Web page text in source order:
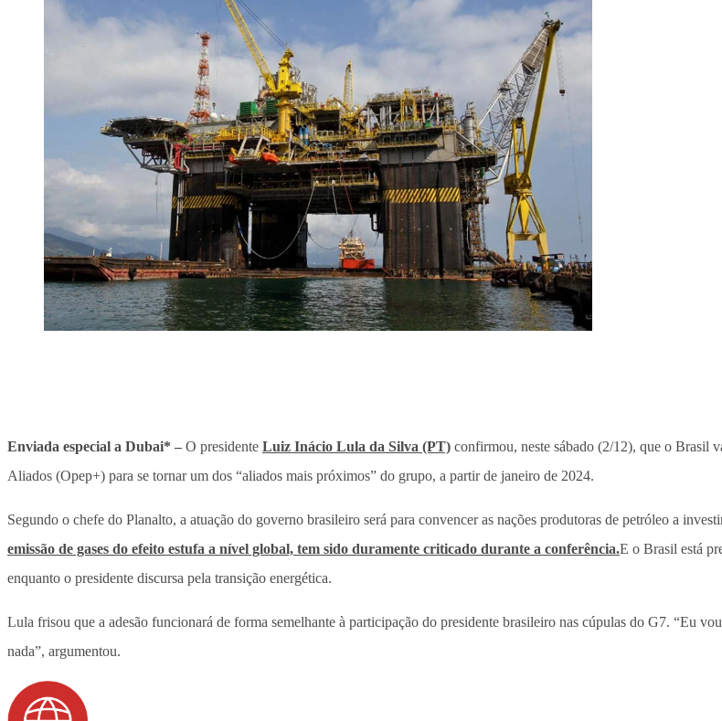
Enviada especial a Dubai* – O presidente Luiz Inácio Lula da Silva (PT) confirmou, neste sábado (2/12), que o Brasil
Aliados (Opep+) para se tornar um dos “aliados mais próximos” do grupo, a partir de janeiro de 2024.
Segundo o chefe do Planalto, a atuação do governo brasileiro será para convencer as nações produtoras de petróleo a
emissão de gases do efeito estufa a nível global, tem sido duramente criticado durante a conferência.E o Brasil está
enquanto o presidente discursa pela transição energética.
Lula frisou que a adesão funcionará de forma semelhante à participação do presidente brasileiro nas cúpulas do G7. “Eu
nada”, argumentou.